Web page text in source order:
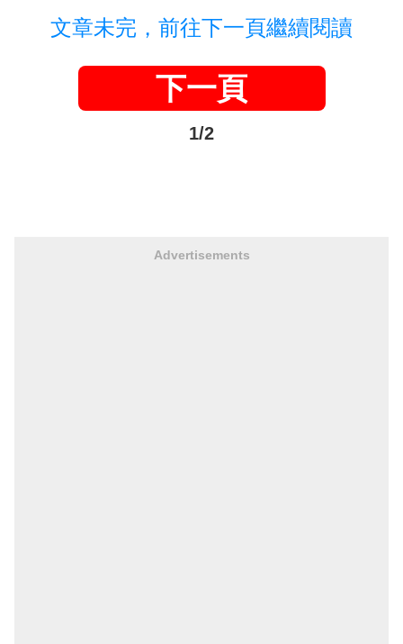
文章未完，前往下一頁繼續閱讀
下一頁
1/2
Advertisements